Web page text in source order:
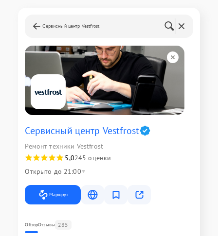
Сервисный центр Vestfrost
Сервисный центр Vestfrost
Ремонт техники Vestfrost
5,0245 оценки
Открыто до 21:00
Маршрут
ОбзорОтзывы 285